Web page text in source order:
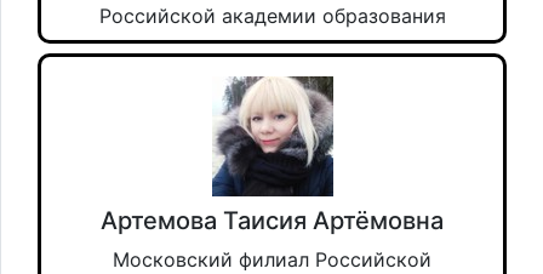
Российской академии образования
Артемова Таисия Артёмовна
Московский филиал Российской